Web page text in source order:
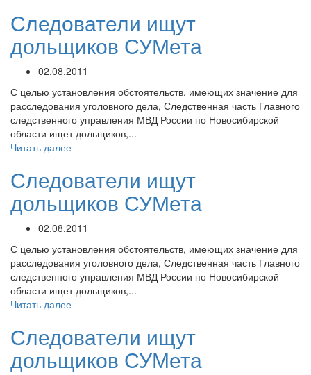
Следователи ищут
дольщиков СУМета
02.08.2011
С целью установления обстоятельств, имеющих значение для
расследования уголовного дела, Следственная часть Главного
следственного управления МВД России по Новосибирской
области ищет дольщиков,...
Читать далее
Следователи ищут
дольщиков СУМета
02.08.2011
С целью установления обстоятельств, имеющих значение для
расследования уголовного дела, Следственная часть Главного
следственного управления МВД России по Новосибирской
области ищет дольщиков,...
Читать далее
Следователи ищут
дольщиков СУМета